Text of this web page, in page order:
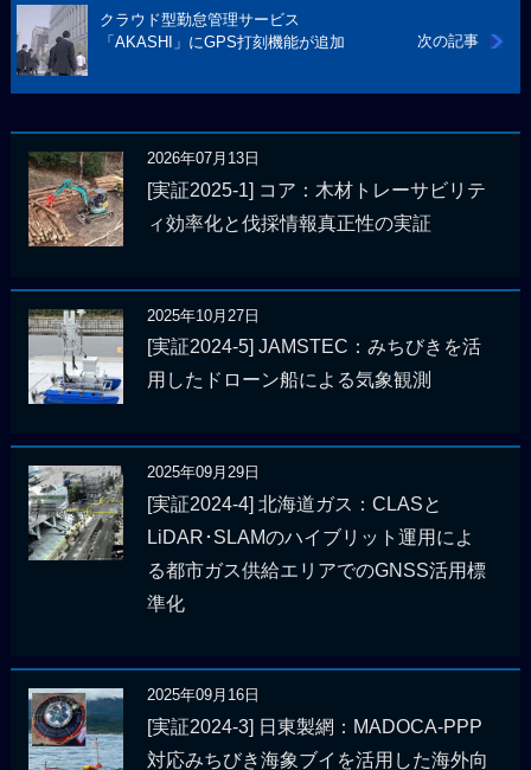
次の記事
クラウド型勤怠管理サービス
「AKASHI」にGPS打刻機能が追加
2026年07月13日
[実証2025-1] コア：木材トレーサビリテ
ィ効率化と伐採情報真正性の実証
2025年10月27日
[実証2024-5] JAMSTEC：みちびきを活
用したドローン船による気象観測
2025年09月29日
[実証2024-4] 北海道ガス：CLASと
LiDAR･SLAMのハイブリット運用によ
る都市ガス供給エリアでのGNSS活用標
準化
2025年09月16日
[実証2024-3] 日東製網：MADOCA-PPP
対応みちびき海象ブイを活用した海外向